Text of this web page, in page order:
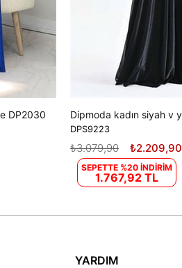
DP2030
DPS9223
₺2.209,90
₺3.079,90
SEPETTE %20 İNDİRİM
1.767,92 TL
YARDIM